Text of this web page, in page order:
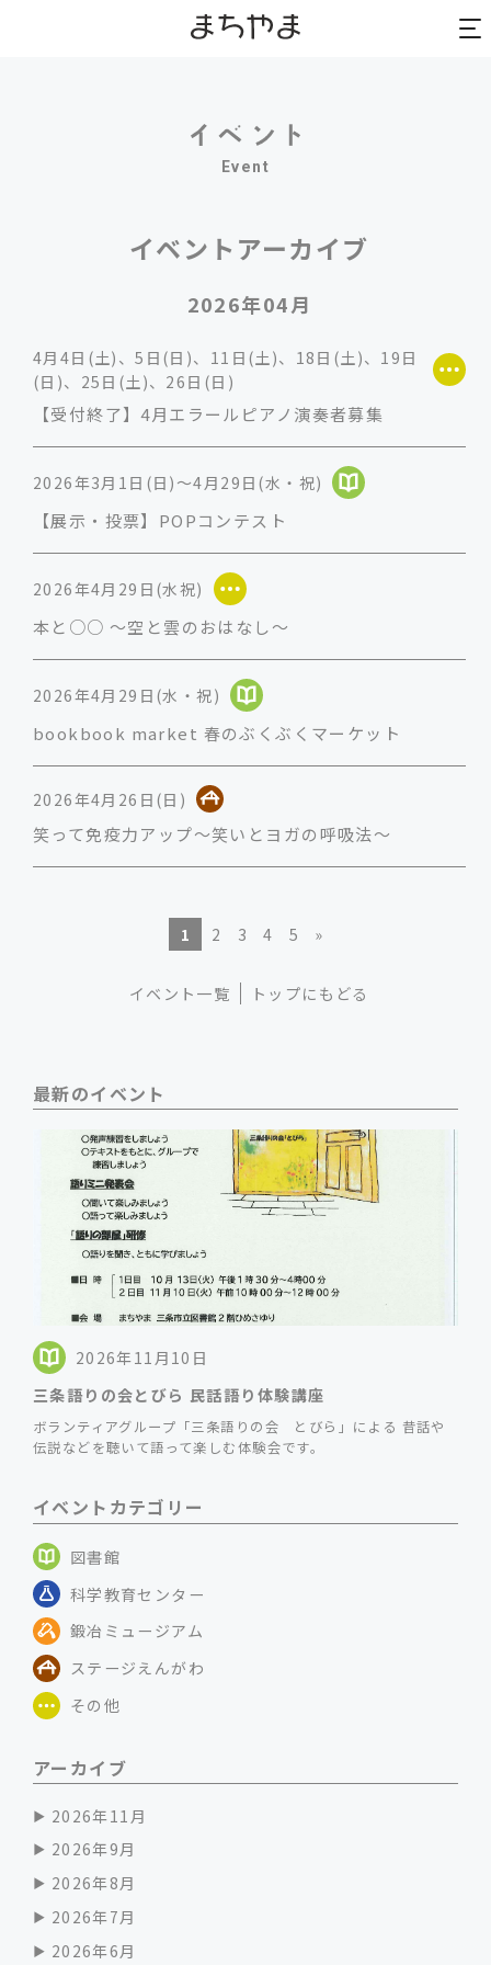
Event
イベントアーカイブ
2026年04月
4月4日(土)、5日(日)、11日(土)、18日(土)、19日
(日)、25日(土)、26日(日)
【受付終了】4月エラールピアノ演奏者募集
2026年3月1日(日)～4月29日(水・祝)
【展示・投票】POPコンテスト
2026年4月29日(水祝)
本と○○ ～空と雲のおはなし～
2026年4月29日(水・祝)
bookbook market 春のぶくぶくマーケット
2026年4月26日(日)
笑って免疫力アップ～笑いとヨガの呼吸法～
1 2 3 4 5 »
イベント一覧 トップにもどる
最新のイベント
2026年11月10日
三条語りの会とびら 民話語り体験講座
ボランティアグループ「三条語りの会 とびら」による 昔話や
伝説などを聴いて語って楽しむ体験会です。
イベントカテゴリー
図書館
科学教育センター
鍛冶ミュージアム
ステージえんがわ
その他
アーカイブ
2026年11月
2026年9月
2026年8月
2026年7月
2026年6月